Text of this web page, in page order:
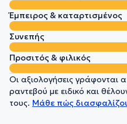
Έμπειρος & καταρτισμένος
Συνεπής
Προσιτός & φιλικός
Οι αξιολογήσεις
ραντεβού με ειδικό και
τους. Μάθε πώς